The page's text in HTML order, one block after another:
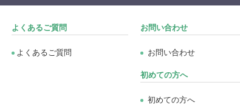
よくあるご質問
よくあるご質問
お問い合わせ
お問い合わせ
初めての方へ
初めての方へ